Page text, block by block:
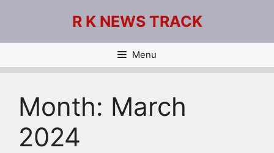
R K NEWS TRACK
Menu
Month: March
2024